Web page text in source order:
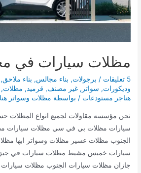
مظلات سيارات في
5 تعليقات / برجولات, بناء مجالس, بناء ملاحق
وديكورات, سواتر ,غير مصنف, قرميد, مظلات,
هناجر مستودعات / بواسطة مظلات وسواتر
نحن مؤسسه مقاولات لجميع انواع
سيارات مظلات بي في سي مظلات سيارات
الجنوب مظلات عسير مظلات وسواتر ابها
سيارات خميس مشيط مظلات سيارات في
جازان مظلات سيارات الجنوب مظلات